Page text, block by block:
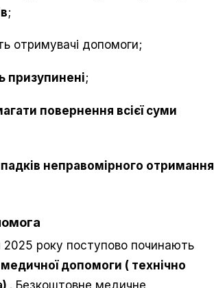
;
отримувачі допомоги;
призупинені;
повернення всієї суми
неправомірного отримання
року поступово починають
допомоги ( технічно
. Безкоштовне медичне